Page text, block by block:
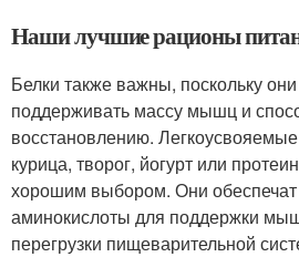
Наши лучшие рационы
Белки также важны, поскольку
поддерживать массу мышц и
восстановлению. Легкоусвояемые
курица, творог, йогурт или
хорошим выбором. Они
аминокислоты для поддержки
перегрузки пищеварительной